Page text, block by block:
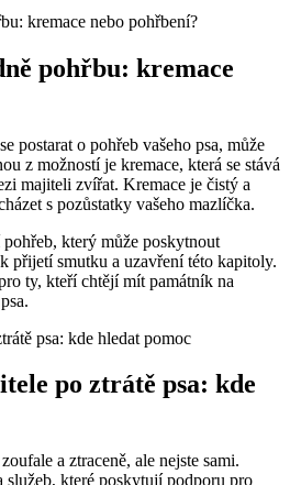
pohřbu: kremace
postarat o pohřeb vašeho psa, může
z možností je kremace, která se stává
majiteli zvířat. Kremace je čistý a
s pozůstatky vašeho mazlíčka.
který může poskytnout
přijetí smutku a uzavření této kapitoly.
ty, kteří chtějí mít památník na
po ztrátě psa: kde
a ztraceně, ale nejste sami.
služeb, které poskytují podporu pro